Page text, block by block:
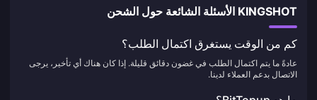
KINGSHOT الأسئلة الشائعة حول الشحن
كم من الوقت يستغرق اكتمال الطلب؟
عادةً ما يتم اكتمال الطلب في غضون دقائق قليلة. إذا كان هناك أي تأخير، يرجى
الاتصال بدعم العملاء لدينا.